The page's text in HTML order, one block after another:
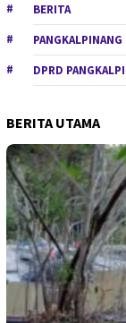
BERITA
PANGKALPINANG
DPRD
BERITA UTAMA